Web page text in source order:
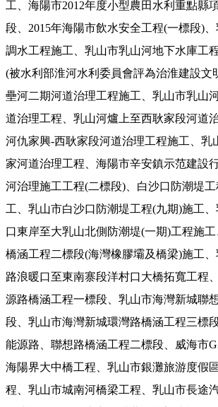
工、海陽市2012年度小型農田水利重點縣
段、2015年海陽市飲水安全工程(一標段)、
調水工程施工、乳山市乳山河地下水庫工
(被水利部淮河水利委員會評為治淮建設文
壘河二期河道治理工程施工、乳山市乳山
道治理工程、乳山河爐上至西耿家段河道
河仇家興-西耿家段河道治理工程施工、乳
家河道治理工程、海陽市辛安鎮示范建設
河治理施工工程(二標段)、白沙口防潮堤
工、乳山市白沙口防潮堤工程(九期)施工
口東岸至大乳山北側防潮堤(一期)工程施
橋涵工程二標段(海灣橡膠壩及橋梁)施工、
路浪暖口至東南寨段洋村口大橋拓寬工程
源路橋涵工程一標段、乳山市海灣新城聯
段、乳山市海灣新城環灣路橋涵工程三標
能源路、聯想路橋涵工程二標段、威海市
海陽界大中橋工程、乳山市銀灘旅游度假
程、乳山市城南河橋梁工程、乳山市長途